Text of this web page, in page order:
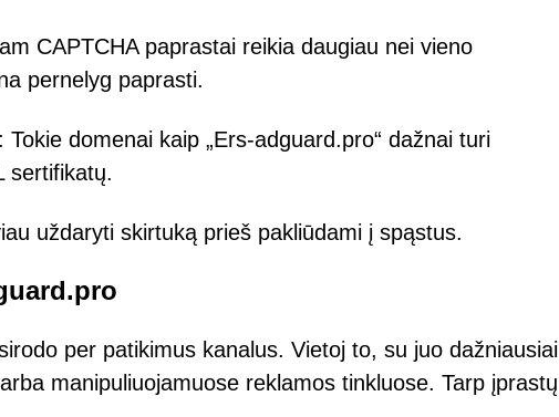
CAPTCHA paprastai reikia daugiau nei vieno
pernelyg paprasti.
: Tokie domenai kaip „Ers-adguard.pro“ dažnai turi
sertifikatų.
uždaryti skirtuką prieš pakliūdami į spąstus.
per patikimus kanalus. Vietoj to, su juo dažniausiai
manipuliuojamuose reklamos tinkluose. Tarp įprastų